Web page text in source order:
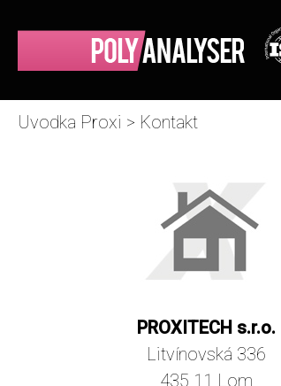
Uvodka Proxi > Kontakt
PROXITECH s.r.o.
Litvínovská 336
435 11 Lom